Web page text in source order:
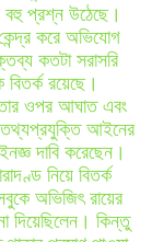
বহু প্রশ্ন উঠেছে।
করে অভিযোগ
কতটা সরাসরি
রয়েছে।
ওপর আঘাত এবং
তথ্যপ্রযুক্তি আইনের
দাবি করেছেন।
নিয়ে বিতর্ক
অভিজিৎ রায়ের
দিয়েছিলেন। কিন্তু